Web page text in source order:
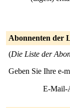
Abonnenten der
(Die Liste der
Geben Sie Ihre e-
E-Mail-